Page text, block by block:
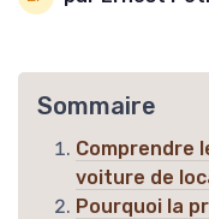
Sommaire
Comprendre
voiture de
Pourquoi la